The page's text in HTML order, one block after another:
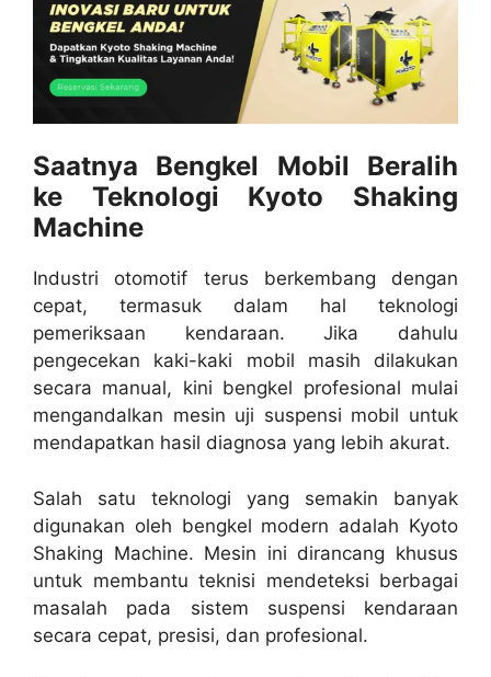
Saatnya Bengkel Mobil Beralih
ke Teknologi Kyoto Shaking
Machine
Industri otomotif terus berkembang dengan
cepat, termasuk dalam hal teknologi
pemeriksaan kendaraan. Jika dahulu
pengecekan kaki-kaki mobil masih dilakukan
secara manual, kini bengkel profesional mulai
mengandalkan mesin uji suspensi mobil untuk
mendapatkan hasil diagnosa yang lebih akurat.
Salah satu teknologi yang semakin banyak
digunakan oleh bengkel modern adalah Kyoto
Shaking Machine. Mesin ini dirancang khusus
untuk membantu teknisi mendeteksi berbagai
masalah pada sistem suspensi kendaraan
secara cepat, presisi, dan profesional.